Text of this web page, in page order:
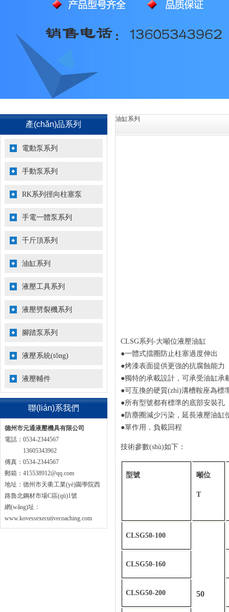
產(chǎn)品系列
電動泵系列
手動泵系列
RK系列徑向柱塞泵
手電一體泵系列
千斤頂系列
油缸系列
液壓工具系列
液壓劈裂機系列
腳踏泵系列
液壓系統(tǒng)
液壓輔件
聯(lián)系我們
德州市元通液壓機具有限公司
電話：0534-2344567
13605343962
傳真：0534-2344567
郵箱：415538912@qq.com
地址：德州市天衢工業(yè)園學院西
路魯北鋼材市場C區(qū)1號
網(wǎng)址：
www.kovessexecutivecoaching.com
油缸系列
CLSG系列-大噸位液壓油缸
●一體式擋圈防止柱塞過度伸出
●烤漆表面提供更強的抗腐蝕能力
●獨特的承載設計，可承受油缸承
●可互換的硬質(zhì)溝槽鞍座為標
●所有型號都有標準的底部安裝孔
●防塵圈減少污染，延長液壓油缸
●單作用，負載回程
技術參數(shù)如下：
型號 噸位
T
CLSG50-100
50
CLSG50-160
CLSG50-200